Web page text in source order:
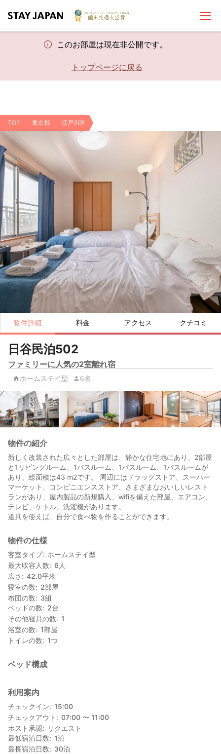
このお部屋は現在非公開です。
トップページに戻る
TOP 東京都 江戸川区
物件詳細 料金 アクセス クチコミ
日谷民泊502
ファミリーに人気の2室離れ宿
ホームステイ型 6名
物件の紹介
新しく改装された広々とした部屋は、静かな住宅地にあり、2部屋
と1リビングルーム、1バスルーム、1バスルーム、1バスルームが
あり、総面積は43 m2です。 周辺にはドラッグストア、スーパー
マーケット、コンビニエンスストア、さまざまなおいしいレスト
ランがあり、屋内製品の新規購入、wifiを備えた部屋、エアコン、
テレビ、ケトル、洗濯機があります。
道具を使えば、自分で食べ物を作ることができます。
物件の仕様
客室タイプ
ホームステイ型
最大収容人数
6 人
広さ
42.0平米
寝室の数
2部屋
布団の数
3組
ベッドの数
2台
その他寝具の数
1
浴室の数
1部屋
トイレの数
1つ
ベッド構成
利用案内
チェックイン
15:00
チェックアウト
07:00 〜 11:00
ホスト承認
リクエスト
最低宿泊日数
1泊
最長宿泊日数
30泊